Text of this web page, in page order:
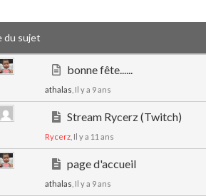
du sujet
bonne fête......
athalas , Il y a 9 ans
Stream Rycerz (Twitch)
Rycerz, Il y a 11 ans
page d'accueil
athalas , Il y a 9 ans